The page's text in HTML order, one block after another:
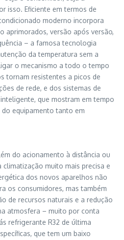
isso. Eficiente em termos de
moderno incorpora
aprimorados, versão após versão,
– a famosa tecnologia
da temperatura sem a
o mecanismo a todo o tempo
tornam resistentes a picos de
de rede, e dos sistemas de
que mostram em tempo
equipamento tanto em
do acionamento à distância ou
muito mais precisa e
dos novos aparelhos não
os consumidores, mas também
de recursos naturais e a redução
atmosfera – muito por conta
refrigerante R32 de última
que tem um baixo